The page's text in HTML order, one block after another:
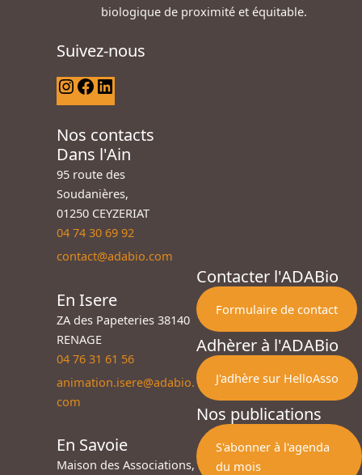
biologique de proximité et équitable.
Suivez-nous
Nos contacts
Dans l'Ain
95 route des
Soudanières,
01250 CEYZERIAT
04 74 30 69 92
contact@adabio.com
En Isere
ZA des Papeteries 38140
RENAGE
04 76 31 61 56
animation.isere@adabio.
com
En Savoie
Maison des Associations,
Contacter l'ADABio
Formulaire de contact
Adhèrer à l'ADABio
J'adhère sur HelloAsso
Nos publications
S'abonner à l'agenda
du mois